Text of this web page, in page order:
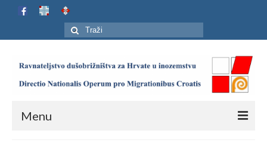
Search
for:
Menu